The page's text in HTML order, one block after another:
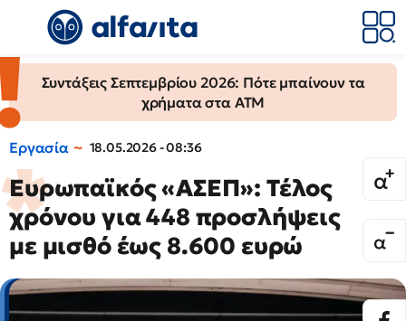
Συντάξεις Σεπτεμβρίου 2026: Πότε μπαίνουν τα
χρήματα στα ΑΤΜ
Εργασία 18.05.2026 - 08:36
Ευρωπαϊκός «ΑΣΕΠ»: Τέλος
χρόνου για 448 προσλήψεις
με μισθό έως 8.600 ευρώ